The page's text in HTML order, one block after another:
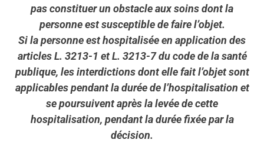
pas constituer un obstacle aux soins dont la
personne est susceptible de faire l’objet.
Si la personne est hospitalisée en application des
articles L. 3213-1 et L. 3213-7 du code de la santé
publique, les interdictions dont elle fait l’objet sont
applicables pendant la durée de l’hospitalisation et
se poursuivent après la levée de cette
hospitalisation, pendant la durée fixée par la
décision.